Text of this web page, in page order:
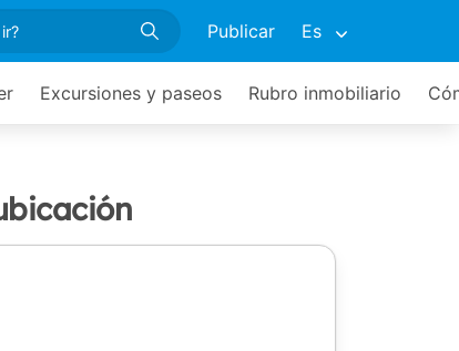
Publicar Es
Excursiones y paseos Rubro inmobiliario